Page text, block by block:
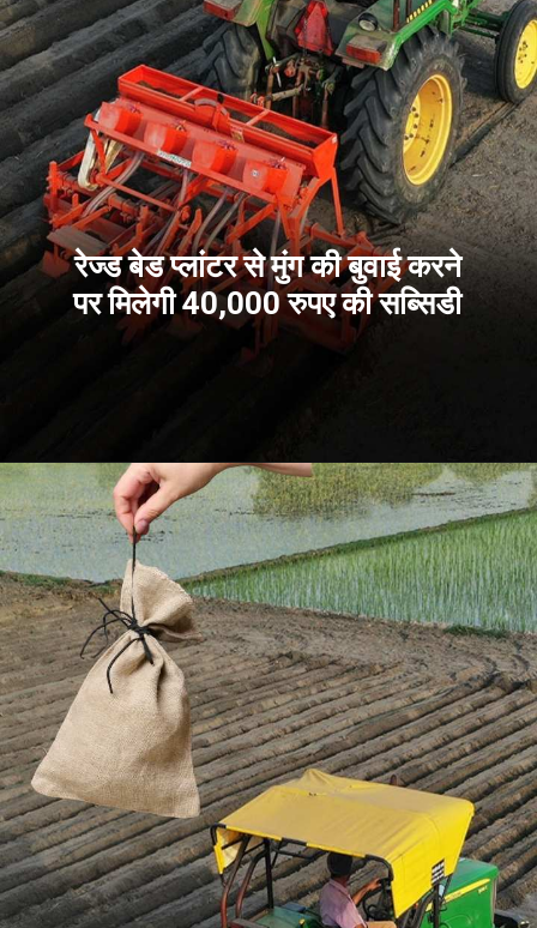
रेज्ड बेड प्लांटर से मुंग की बुवाई करने
पर मिलेगी 40,000 रुपए की सब्सिडी